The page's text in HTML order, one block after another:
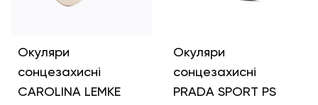
Окуляри
сонцезахисні
CAROLINA LEMKE
Окуляри
сонцезахисні
PRADA SPORT PS